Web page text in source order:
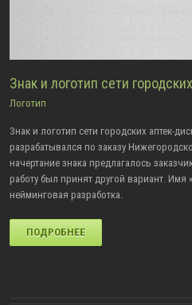
Знак и логотип сети
Логотип
Знак и логотип сети городских аптек-
разрабатывался по заказу
начертание знака предлагалось
работу был принят другой вариант. Имя
нейминговая разработка.
ПОДРОБНЕЕ